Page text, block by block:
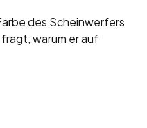
des Scheinwerfers
warum er auf